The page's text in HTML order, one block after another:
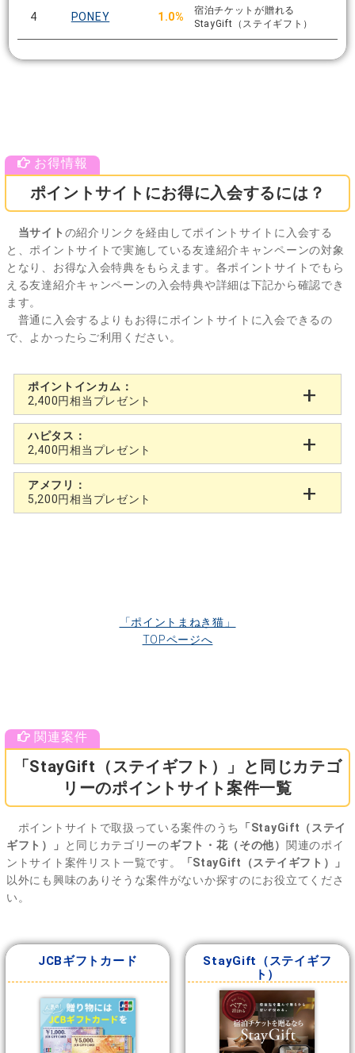
4 PONEY 1.0%
宿泊チケットが贈れる
StayGift（ステイギフト）
ポイントサイトにお得に入会するには？
当サイト の紹介リンクを経由してポイントサイトに入会する
と、ポイントサイトで実施している友達紹介キャンペーンの対象
となり、お得な入会特典をもらえます。各ポイントサイトでもら
える友達紹介キャンペーンの入会特典や詳細は下記から確認でき
ます。
普通に入会するよりもお得にポイントサイトに入会できるの
で、よかったらご利用ください。
ポイントインカム：
2,400円相当プレゼント
ハピタス：
2,400円相当プレゼント
アメフリ：
5,200円相当プレゼント
「ポイントまねき猫」
TOPページへ
「StayGift（ステイギフト）」と同じカテゴ
リーのポイントサイト案件一覧
ポイントサイトで取扱っている案件のうち
「StayGift（ステイ
ギフト）」
と同じカテゴリーのギフト・花（その他） 関連のポイ
ントサイト案件リスト一覧です。
「StayGift（ステイギフト）」
以外にも興味のありそうな案件がないか探すのにお役立てくださ
い。
JCBギフトカード
StayGift（ステイギフ
ト）